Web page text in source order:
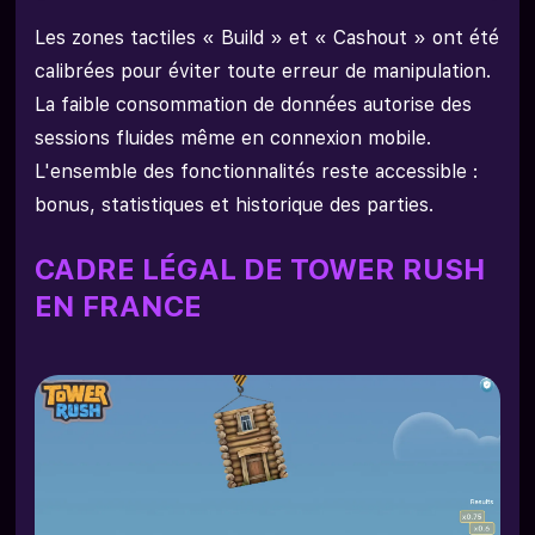
Les zones tactiles « Build » et « Cashout » ont été
calibrées pour éviter toute erreur de manipulation.
La faible consommation de données autorise des
sessions fluides même en connexion mobile.
L'ensemble des fonctionnalités reste accessible :
bonus, statistiques et historique des parties.
CADRE LÉGAL DE TOWER RUSH
EN FRANCE